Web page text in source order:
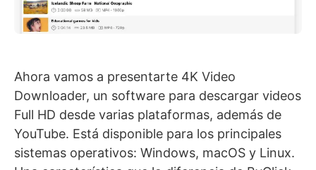
Ahora vamos a presentarte 4K Video
Downloader, un software para descargar videos
Full HD desde varias plataformas, además de
YouTube. Está disponible para los principales
sistemas operativos: Windows, macOS y Linux.